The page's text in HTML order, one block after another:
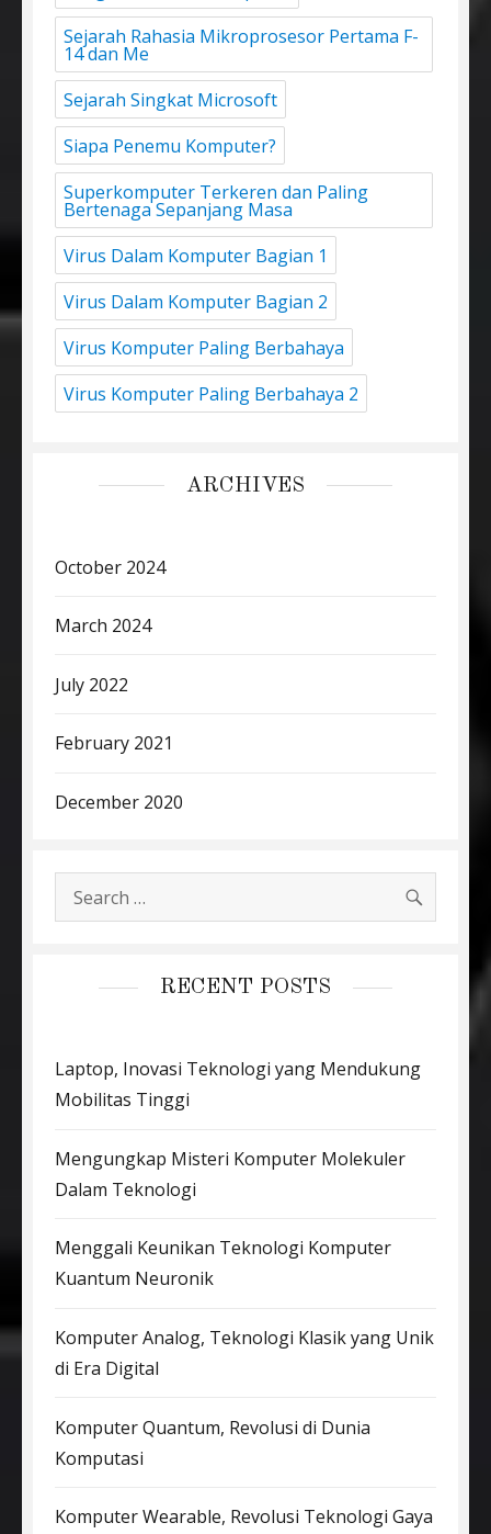
Sejarah Rahasia Mikroprosesor Pertama F-
14 dan Me
Sejarah Singkat Microsoft
Siapa Penemu Komputer?
Superkomputer Terkeren dan Paling
Bertenaga Sepanjang Masa
Virus Dalam Komputer Bagian 1
Virus Dalam Komputer Bagian 2
Virus Komputer Paling Berbahaya
Virus Komputer Paling Berbahaya 2
ARCHIVES
October 2024
March 2024
July 2022
February 2021
December 2020
Search
for:
RECENT POSTS
Laptop, Inovasi Teknologi yang Mendukung
Mobilitas Tinggi
Mengungkap Misteri Komputer Molekuler
Dalam Teknologi
Menggali Keunikan Teknologi Komputer
Kuantum Neuronik
Komputer Analog, Teknologi Klasik yang Unik
di Era Digital
Komputer Quantum, Revolusi di Dunia
Komputasi
Komputer Wearable, Revolusi Teknologi Gaya